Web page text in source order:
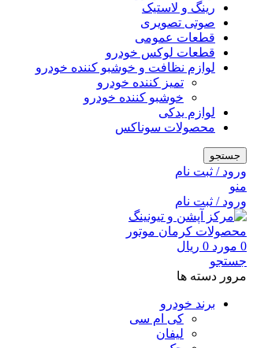
رینگ و لاستیک
صوتی تصویری
قطعات عمومی
قطعات لوکس خودرو
لوازم نظافت و خوشبو کننده خودرو
تمیز کننده خودرو
خوشبو کننده خودرو
لوازم یدکی
محصولات سوناکس
جستجو
ورود / ثبت نام
منو
ورود / ثبت نام
0 مورد 0 ریال
جستجو
مرور دسته ها
برند خودرو
کی ام سی
لیفان